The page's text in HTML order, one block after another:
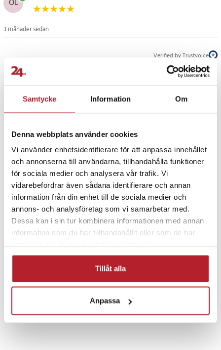
Samtycke Information Om
Denna webbplats använder cookies
Vi använder enhetsidentifierare för att anpassa innehållet
och annonserna till användarna, tillhandahålla funktioner
för sociala medier och analysera vår trafik. Vi
vidarebefordrar även sådana identifierare och annan
information från din enhet till de sociala medier och
annons- och analysföretag som vi samarbetar med.
Dessa kan i sin tur kombinera informationen med annan
information som du har tillhandahållit eller som de har
Tillåt alla
Anpassa
Class / A-Class / B-Class
- Leveransenhet: 1-pack
OL
3 månader sedan
Verified by Trustvoice
Fortsätt att fynda
Biltillbehör Bilinredning & tillbehör